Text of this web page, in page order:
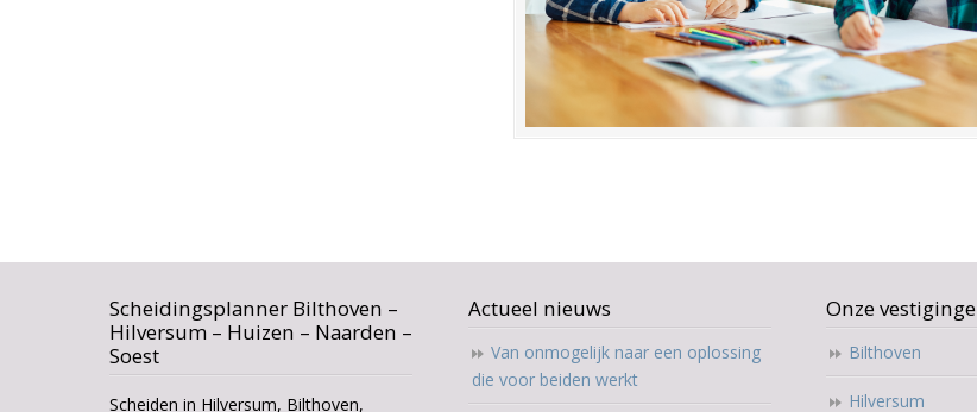
Scheidingsplanner Bilthoven –
Hilversum – Huizen – Naarden –
Soest
Scheiden in Hilversum, Bilthoven,
Actueel nieuws
Van onmogelijk naar een oplossing
die voor beiden werkt
Onze
Bilthoven
Hilversum